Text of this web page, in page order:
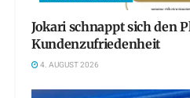
Jokari schnappt sich den
Kundenzufriedenheit
4. AUGUST 2026